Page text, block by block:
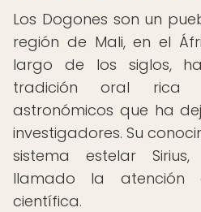
Los Dogones son un
región de Mali, en el
largo de los siglos,
tradición oral rica
astronómicos que ha
investigadores. Su
sistema estelar
llamado la atención
científica.